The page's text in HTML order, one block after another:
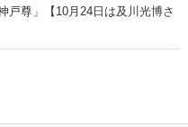
尊」【10月24日は及川光博さ